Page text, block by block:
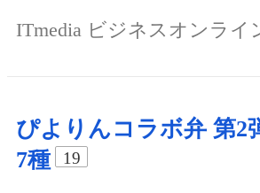
ITmedia ビジネスオンライ
ぴよりんコラボ弁 第2
7種
19